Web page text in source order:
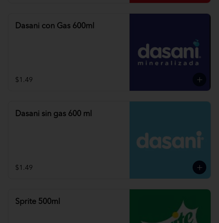
Dasani con Gas 600ml
$1.49
Dasani sin gas 600 ml
$1.49
Sprite 500ml